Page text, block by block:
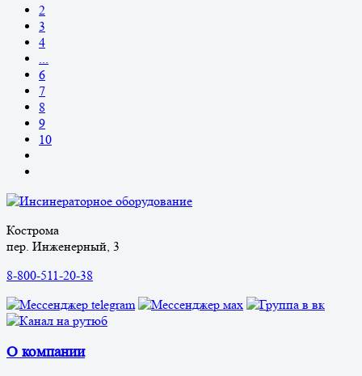
2
3
4
6
7
8
9
10
Кострома
пер. Инженерный, 3
8-800-511-20-38
О компании